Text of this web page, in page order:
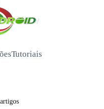
/
Tutoriais
artigos